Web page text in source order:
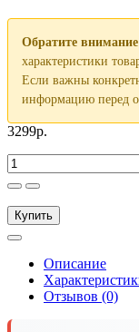
Обратите
характеристики
Если важны
информацию перед
3299р.
Купить
Описание
Отзывов (0)